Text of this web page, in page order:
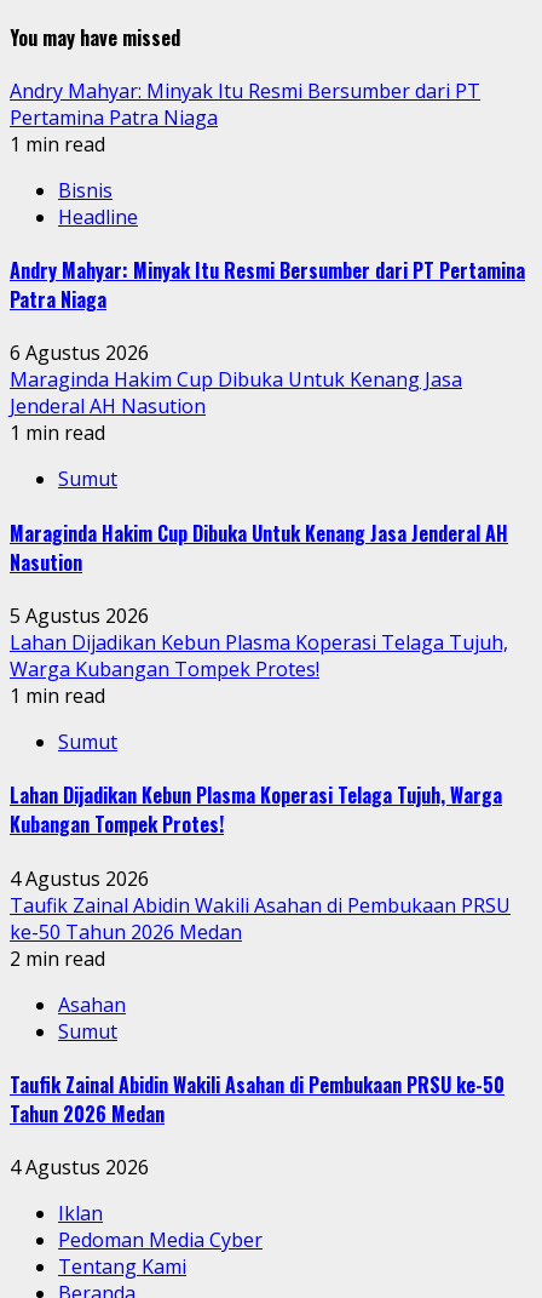
You may have missed
Andry Mahyar: Minyak Itu Resmi Bersumber dari PT
Pertamina Patra Niaga
1 min read
Bisnis
Headline
Andry Mahyar: Minyak Itu Resmi Bersumber dari PT Pertamina
Patra Niaga
6 Agustus 2026
Maraginda Hakim Cup Dibuka Untuk Kenang Jasa
Jenderal AH Nasution
1 min read
Sumut
Maraginda Hakim Cup Dibuka Untuk Kenang Jasa Jenderal AH
Nasution
5 Agustus 2026
Lahan Dijadikan Kebun Plasma Koperasi Telaga Tujuh,
Warga Kubangan Tompek Protes!
1 min read
Sumut
Lahan Dijadikan Kebun Plasma Koperasi Telaga Tujuh, Warga
Kubangan Tompek Protes!
4 Agustus 2026
Taufik Zainal Abidin Wakili Asahan di Pembukaan PRSU
ke-50 Tahun 2026 Medan
2 min read
Asahan
Sumut
Taufik Zainal Abidin Wakili Asahan di Pembukaan PRSU ke-50
Tahun 2026 Medan
4 Agustus 2026
Iklan
Pedoman Media Cyber
Tentang Kami